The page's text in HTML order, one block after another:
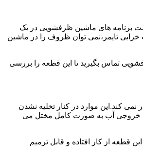
برنامه های ماشین ظرفشویی در یک
تایمر،نمی توان ظروف را در ماشین
تماس بگیرید تا این قطعه را بررسی
کند.این موارد در کنار تخلیه نشدن
خروجی آب به صورت کامل مختل می
از کار افتاده و قابل ترمیم